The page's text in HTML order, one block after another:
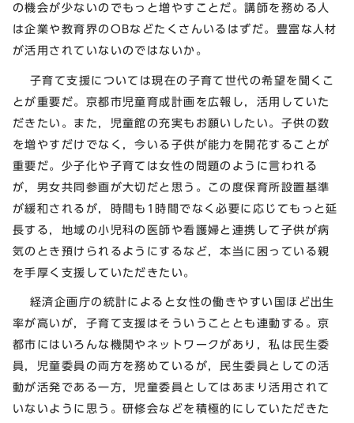
の機会が少ないのでもっと増やすことだ。講師を務める人
は企業や教育界のOBなどたくさんいるはずだ。豊富な人材
が活用されていないのではないか。
子育て支援については現在の子育て世代の希望を聞くこ
とが重要だ。京都市児童育成計画を広報し，活用していた
だきたい。また，児童館の充実もお願いしたい。子供の数
を増やすだけでなく，今いる子供が能力を開花することが
重要だ。少子化や子育ては女性の問題のように言われる
が，男女共同参画が大切だと思う。この度保育所設置基準
が緩和されるが，時間も1時間でなく必要に応じてもっと延
長する，地域の小児科の医師や看護婦と連携して子供が病
気のとき預けられるようにするなど，本当に困っている親
を手厚く支援していただきたい。
経済企画庁の統計によると女性の働きやすい国ほど出生
率が高いが，子育て支援はそういうこととも連動する。京
都市にはいろんな機関やネットワークがあり，私は民生委
員，児童委員の両方を務めているが，民生委員としての活
動が活発である一方，児童委員としてはあまり活用されて
いないように思う。研修会などを積極的にしていただきた